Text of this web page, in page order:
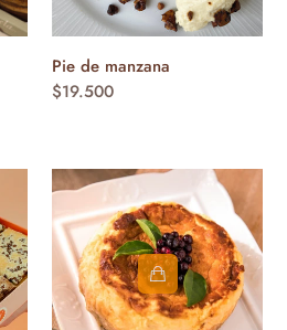
Pie de manzana
Precio
$19.500
Tarta
Queso
6-
porciones